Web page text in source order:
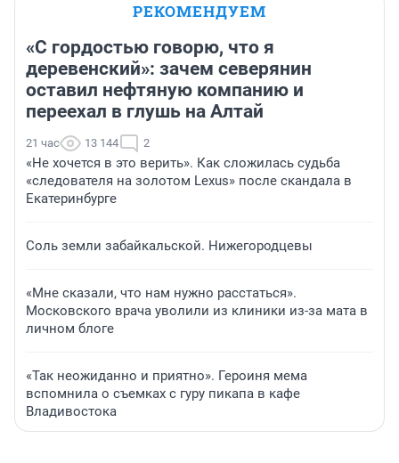
РЕКОМЕНДУЕМ
«С гордостью говорю, что я
деревенский»: зачем северянин
оставил нефтяную компанию и
переехал в глушь на Алтай
21 час 13 144 2
«Не хочется в это верить». Как сложилась судьба
«следователя на золотом Lexus» после скандала в
Екатеринбурге
Соль земли забайкальской. Нижегородцевы
«Мне сказали, что нам нужно расстаться».
Московского врача уволили из клиники из-за мата в
личном блоге
«Так неожиданно и приятно». Героиня мема
вспомнила о съемках с гуру пикапа в кафе
Владивостока